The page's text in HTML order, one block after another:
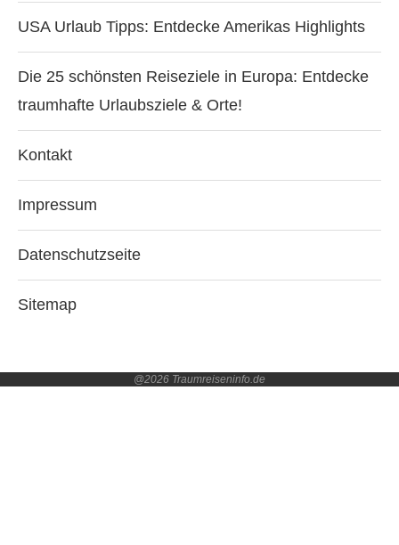
USA Urlaub Tipps: Entdecke Amerikas Highlights
Die 25 schönsten Reiseziele in Europa: Entdecke
traumhafte Urlaubsziele & Orte!
Kontakt
Impressum
Datenschutzseite
Sitemap
@2026 Traumreiseninfo.de